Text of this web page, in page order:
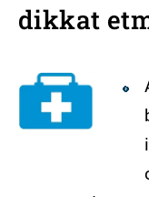
dikkat